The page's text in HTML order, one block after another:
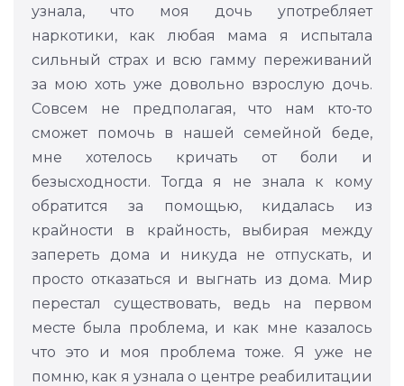
узнала, что моя дочь употребляет
наркотики, как любая мама я испытала
сильный страх и всю гамму переживаний
за мою хоть уже довольно взрослую дочь.
Совсем не предполагая, что нам кто-то
сможет помочь в нашей семейной беде,
мне хотелось кричать от боли и
безысходности. Тогда я не знала к кому
обратится за помощью, кидалась из
крайности в крайность, выбирая между
запереть дома и никуда не отпускать, и
просто отказаться и выгнать из дома. Мир
перестал существовать, ведь на первом
месте была проблема, и как мне казалось
что это и моя проблема тоже. Я уже не
помню, как я узнала о центре реабилитации